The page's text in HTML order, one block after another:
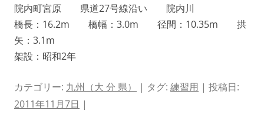
院内町宮原 県道27号線沿い 院内川
橋長：16.2m 橋幅：3.0m 径間：10.35m 拱
矢：3.1m
架設：昭和2年
カテゴリー: 九州（大 分 県） | タグ: 練習用 | 投稿日:
2011年11月7日 |